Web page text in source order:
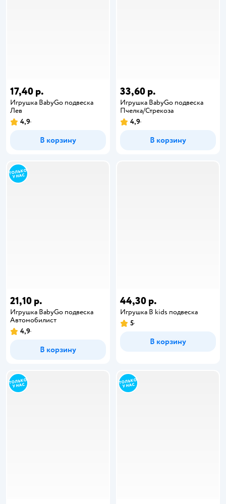
17,40 р.
Игрушка BabyGo подвеска
Лев
4,9
В корзину
33,60 р.
Игрушка BabyGo подвеска
Пчелка/Стрекоза
4,9
В корзину
21,10 р.
Игрушка BabyGo подвеска
Автомобилист
4,9
В корзину
44,30 р.
Игрушка B kids подвеска
5
В корзину